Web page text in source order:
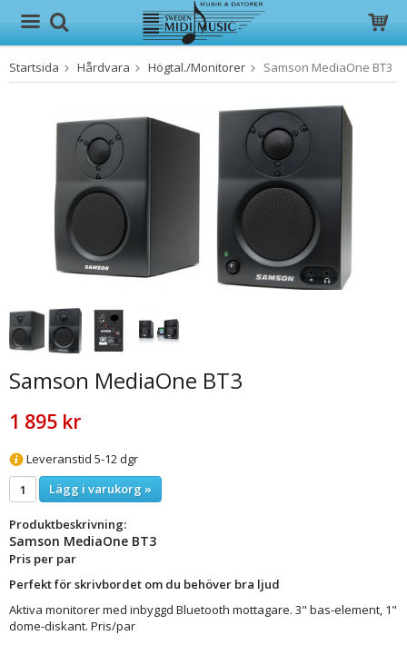
Produkten har blivit tillagd i varukorgen
Startsida Hårdvara Högtal./Monitorer Samson MediaOne BT3
Samson MediaOne BT3
1 895 kr
Leveranstid 5-12 dgr
Lägg i varukorg »
Produktbeskrivning:
Samson MediaOne BT3
Pris per par
Perfekt för skrivbordet om du behöver bra ljud
Aktiva monitorer med inbyggd Bluetooth mottagare. 3" bas-element, 1"
dome-diskant. Pris/par